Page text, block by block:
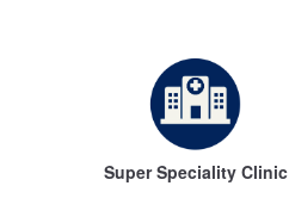
Super Speciality Clinic